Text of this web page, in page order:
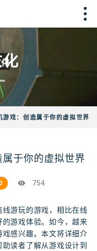
游戏：创造属于你的虚拟世界
于你的虚拟世界
754
游玩的游戏，相比在线
游戏体验。如今，越来
感兴趣。本文将详细介
读者了解从游戏设计到